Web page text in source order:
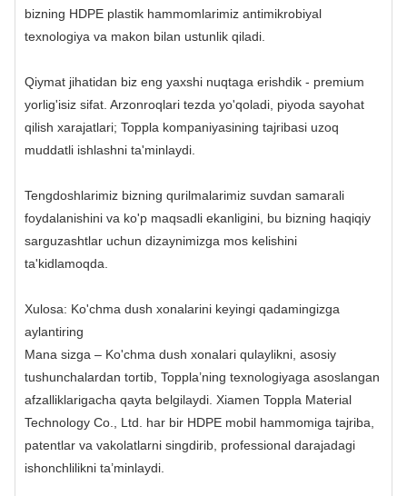
bizning HDPE plastik hammomlarimiz antimikrobiyal
texnologiya va makon bilan ustunlik qiladi.
Qiymat jihatidan biz eng yaxshi nuqtaga erishdik - premium
yorlig'isiz sifat. Arzonroqlari tezda yo'qoladi, piyoda sayohat
qilish xarajatlari; Toppla kompaniyasining tajribasi uzoq
muddatli ishlashni ta'minlaydi.
Tengdoshlarimiz bizning qurilmalarimiz suvdan samarali
foydalanishini va ko'p maqsadli ekanligini, bu bizning haqiqiy
sarguzashtlar uchun dizaynimizga mos kelishini
ta'kidlamoqda.
Xulosa: Ko'chma dush xonalarini keyingi qadamingizga
aylantiring
Mana sizga – Ko'chma dush xonalari qulaylikni, asosiy
tushunchalardan tortib, Toppla’ning texnologiyaga asoslangan
afzalliklarigacha qayta belgilaydi. Xiamen Toppla Material
Technology Co., Ltd. har bir HDPE mobil hammomiga tajriba,
patentlar va vakolatlarni singdirib, professional darajadagi
ishonchlilikni ta’minlaydi.